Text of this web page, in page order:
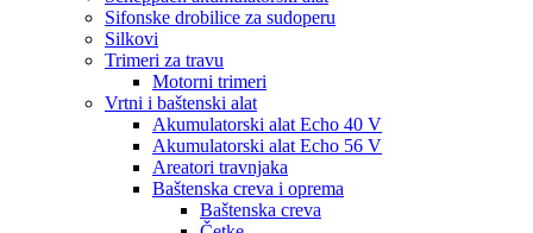
Sifonske drobilice za sudoperu
Silkovi
Trimeri za travu
Motorni trimeri
Vrtni i baštenski alat
Akumulatorski alat Echo 40 V
Akumulatorski alat Echo 56 V
Areatori travnjaka
Baštenska creva i oprema
Baštenska creva